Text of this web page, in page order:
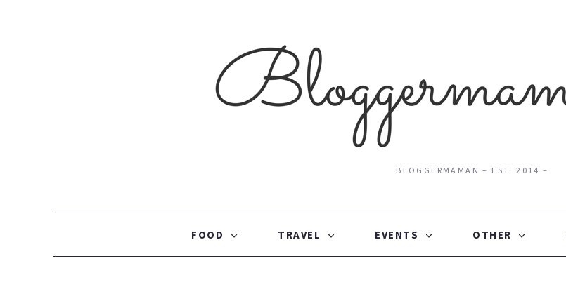
BLOGGERMAMAN – EST. 2014 –
FOOD TRAVEL EVENTS OTHER